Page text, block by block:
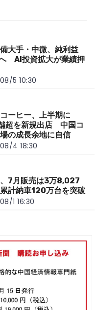
大手・中微、純利益
AI投資拡大が業績押
5 10:30
ーヒー、上半期に
超を新規出店 中国コ
の成長余地に自信
4 18:30
7月販売は3万8,027
計納車120万台を突破
1 16:30